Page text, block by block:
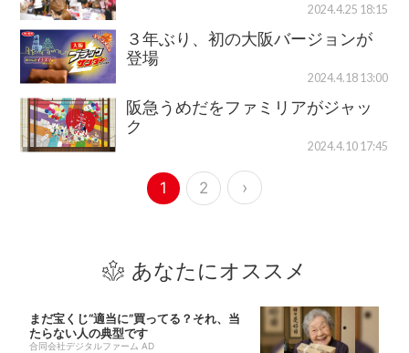
2024.4.25 18:15
３年ぶり、初の大阪バージョンが
登場
2024.4.18 13:00
阪急うめだをファミリアがジャッ
ク
2024.4.10 17:45
1 2 ›
あなたにオススメ
まだ宝くじ“適当に”買ってる？それ、当
たらない人の典型です
合同会社デジタルファーム AD